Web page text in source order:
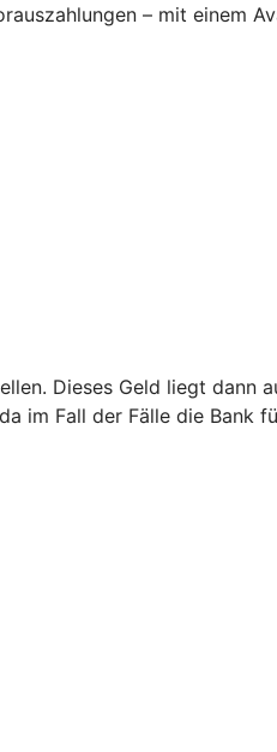
– mit einem
Dieses Geld liegt
im Fall der Fälle die Bank